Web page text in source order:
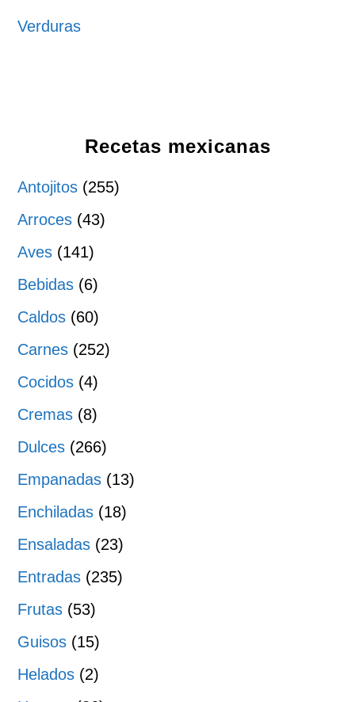
Verduras
Recetas mexicanas
Antojitos (255)
Arroces (43)
Aves (141)
Bebidas (6)
Caldos (60)
Carnes (252)
Cocidos (4)
Cremas (8)
Dulces (266)
Empanadas (13)
Enchiladas (18)
Ensaladas (23)
Entradas (235)
Frutas (53)
Guisos (15)
Helados (2)